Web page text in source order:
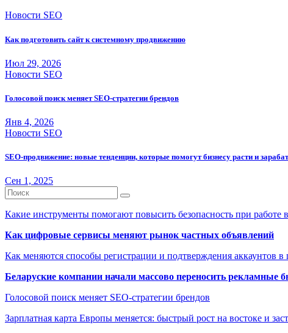
Новости SEO
Как подготовить сайт к системному продвижению
Июл 29, 2026
Новости SEO
Голосовой поиск меняет SEO-стратегии брендов
Янв 4, 2026
Новости SEO
SEO-продвижение: новые тенденции, которые помогут бизнесу расти и
Сен 1, 2025
Какие инструменты помогают повысить безопасность при работе
Как цифровые сервисы меняют рынок частных объявлений
Как меняются способы регистрации и подтверждения аккаунтов
Беларуские компании начали массово переносить
Голосовой поиск меняет SEO-стратегии брендов
Зарплатная карта Европы меняется: быстрый рост на востоке и